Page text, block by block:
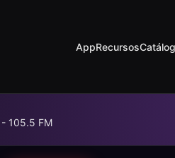
AppRecursos
105.5 FM